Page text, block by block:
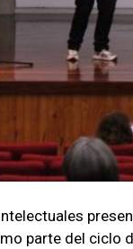
parte del